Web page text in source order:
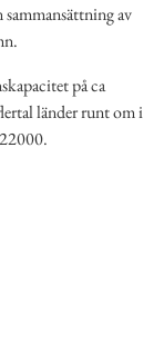
av
på ca
länder runt om i